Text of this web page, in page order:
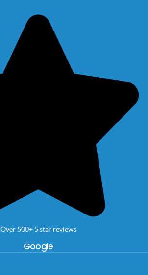
Over 500+ 5 star reviews
Google